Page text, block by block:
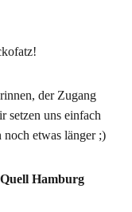
der Zugang
setzen uns einfach
etwas länger ;)
Hamburg